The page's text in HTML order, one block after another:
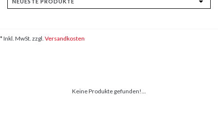
* Inkl. MwSt. zzgl. Versandkosten
Keine Produkte gefunden!...